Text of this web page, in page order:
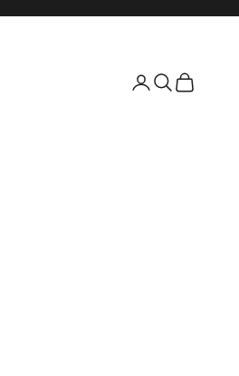
Connexion
Recherche
Panier